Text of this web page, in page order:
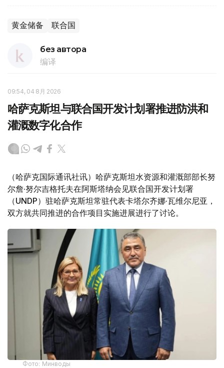
黄金储备 联合国
без автора
编译
09:54, 04 8月 2026
哈萨克斯坦与联合国开发计划署推进防洪和
灌溉数字化合作
（哈萨克国际通讯社讯）哈萨克斯坦水资源和灌溉部部长努
尔詹·努尔吉格托夫在阿斯塔纳会见联合国开发计划署
（UNDP）驻哈萨克斯坦常驻代表卡塔尔齐娜·瓦维尔尼亚，
双方就共同推进的合作项目实施进展进行了讨论。
Фото: Минводы